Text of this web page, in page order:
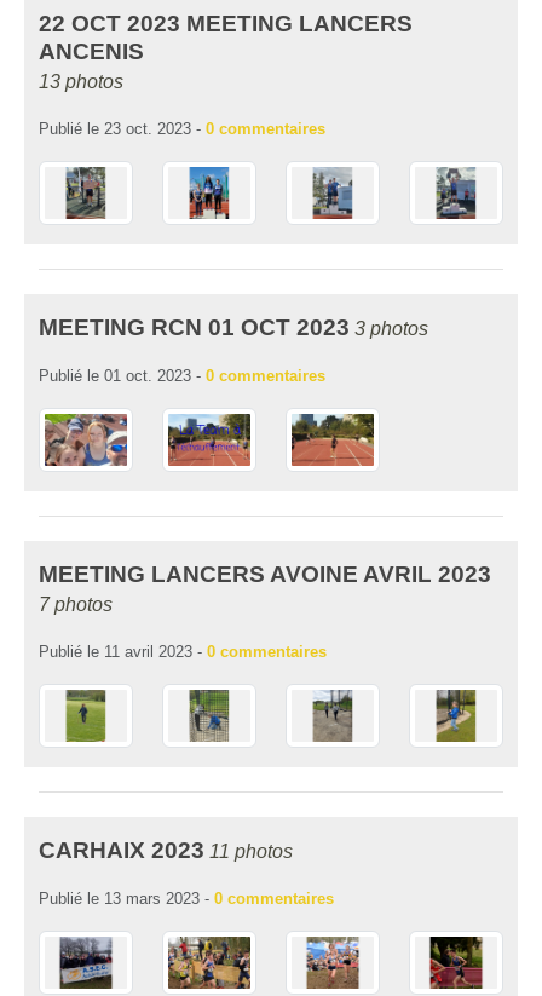
22 OCT 2023 MEETING LANCERS
ANCENIS
13 photos
Publié le 23 oct. 2023 - 0 commentaires
MEETING RCN 01 OCT 2023 3 photos
Publié le 01 oct. 2023 - 0 commentaires
MEETING LANCERS AVOINE AVRIL 2023
7 photos
Publié le 11 avril 2023 - 0 commentaires
CARHAIX 2023 11 photos
Publié le 13 mars 2023 - 0 commentaires